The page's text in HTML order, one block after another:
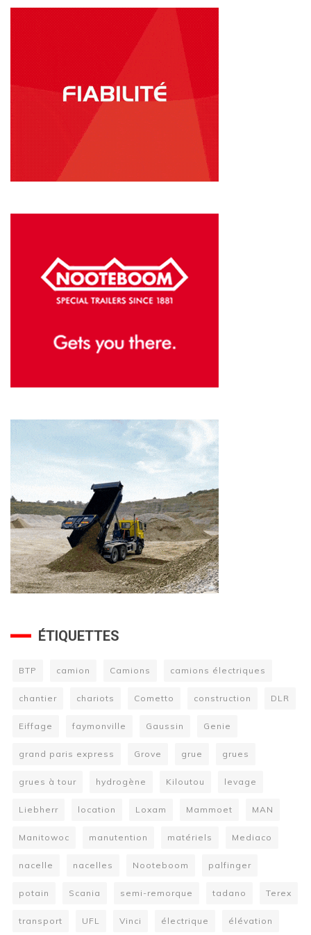
ÉTIQUETTES
BTP camion Camions camions électriques
chantier chariots Cometto construction DLR
Eiffage faymonville Gaussin Genie
grand paris express Grove grue grues
grues à tour hydrogène Kiloutou levage
Liebherr location Loxam Mammoet MAN
Manitowoc manutention matériels Mediaco
nacelle nacelles Nooteboom palfinger
potain Scania semi-remorque tadano Terex
transport UFL Vinci électrique élévation